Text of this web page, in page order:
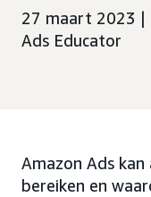
27 maart 2023 |
Ads Educator
Amazon Ads
bereiken en